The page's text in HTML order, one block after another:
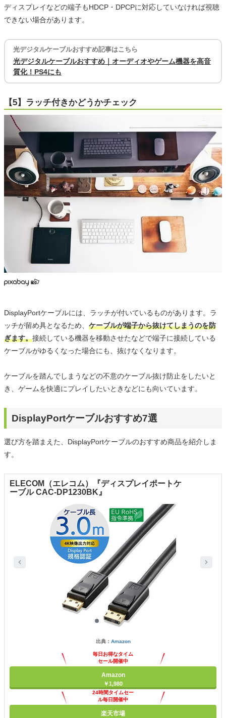
ディスプレイなどの端子もHDCP・DPCPに対応していなければ視聴
できない場合があります。
光デジタルケーブルおすすめ記事はこちら
光デジタルケーブルおすすめ｜オーディオやゲーム機器を高音
質化！PS4にも
【5】ラッチ付きかどうかチェック
DisplayPortケーブルには、ラッチが付いているものがあります。ラ
ッチが留め具となるため、 ケーブルが端子から抜けてしまうのを防
ぎます。接続している機器を移動させたなどで端子に接続している
ケーブルがゆるくなった場合にも、抜けなくなります。
ケーブルを踏んでしまうなどの不意のケーブル抜け防止をしたいと
き、ゲームを快適にプレイしたいときなどにも向いています。
DisplayPortケーブルおすすめ7選
選び方を踏まえた、DisplayPortケーブルのおすすめ商品を紹介しま
す。
ELECOM（エレコム）『ディスプレイポートケ
ーブル CAC-DP1230BK』
出典： Amazon
毎日お得なタイム
セール開催中
Amazon
￥1,980
24時間タイムセー
ル毎日開催中
楽天市場